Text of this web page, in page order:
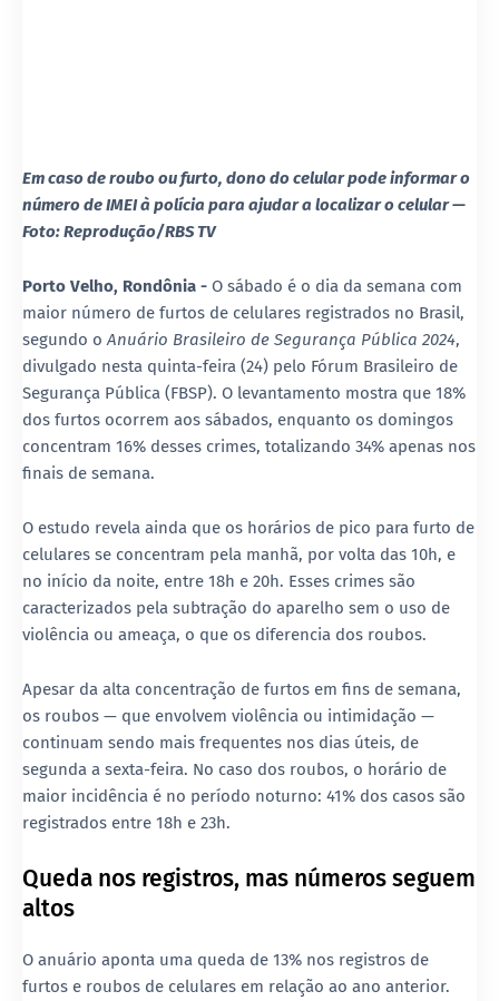
Em caso de roubo ou furto, dono do celular pode informar o
número de IMEI à polícia para ajudar a localizar o celular —
Foto: Reprodução/RBS TV
Porto Velho, Rondônia - O sábado é o dia da semana com
maior número de furtos de celulares registrados no Brasil,
segundo o Anuário Brasileiro de Segurança Pública 2024,
divulgado nesta quinta-feira (24) pelo Fórum Brasileiro de
Segurança Pública (FBSP). O levantamento mostra que 18%
dos furtos ocorrem aos sábados, enquanto os domingos
concentram 16% desses crimes, totalizando 34% apenas nos
finais de semana.
O estudo revela ainda que os horários de pico para furto de
celulares se concentram pela manhã, por volta das 10h, e
no início da noite, entre 18h e 20h. Esses crimes são
caracterizados pela subtração do aparelho sem o uso de
violência ou ameaça, o que os diferencia dos roubos.
Apesar da alta concentração de furtos em fins de semana,
os roubos — que envolvem violência ou intimidação —
continuam sendo mais frequentes nos dias úteis, de
segunda a sexta-feira. No caso dos roubos, o horário de
maior incidência é no período noturno: 41% dos casos são
registrados entre 18h e 23h.
Queda nos registros, mas números seguem
altos
O anuário aponta uma queda de 13% nos registros de
furtos e roubos de celulares em relação ao ano anterior.